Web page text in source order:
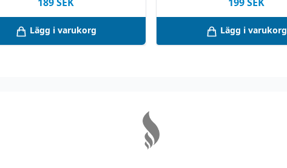
189SEK
Lägg i varukorg
199SEK
Lägg i varukorg